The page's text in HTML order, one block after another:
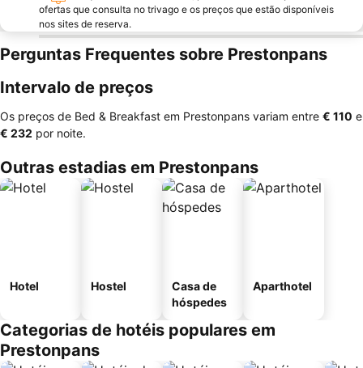
ofertas que consulta no trivago e os preços que estão disponíveis
nos sites de reserva.
Perguntas Frequentes sobre Prestonpans
Intervalo de preços
Os preços de Bed & Breakfast em Prestonpans variam entre ‎€ 110 e
‎€ 232 por noite.
Outras estadias em Prestonpans
Hotel Hostel
Casa de
hóspedes
Aparthotel
Categorias de hotéis populares em
Prestonpans